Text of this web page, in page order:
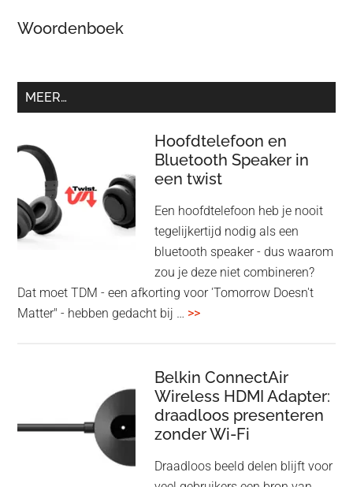
Woordenboek
MEER…
Hoofdtelefoon en
Bluetooth Speaker in
een twist
Een hoofdtelefoon heb je nooit
tegelijkertijd nodig als een
bluetooth speaker - dus waarom
zou je deze niet combineren?
Dat moet TDM - een afkorting voor 'Tomorrow Doesn't
Matter" - hebben gedacht bij … >>overHoofdtelefoon
Speaker
in
een
twist
Belkin ConnectAir
Wireless HDMI Adapter:
draadloos presenteren
zonder Wi-Fi
Draadloos beeld delen blijft voor